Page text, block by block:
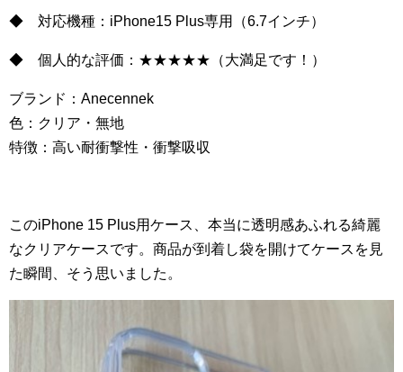
◆ 対応機種：iPhone15 Plus専用（6.7インチ）
◆ 個人的な評価：★★★★★（大満足です！）
ブランド：Anecennek
色：クリア・無地
特徴：高い耐衝撃性・衝撃吸収
このiPhone 15 Plus用ケース、本当に透明感あふれる綺麗
なクリアケースです。商品が到着し袋を開けてケースを見
た瞬間、そう思いました。